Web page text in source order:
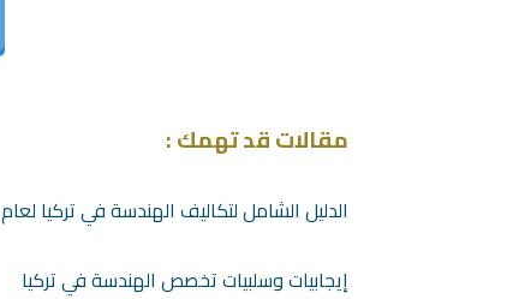
مقالات قد تهمك :
الدليل الشامل لتكاليف الهندسة في تركيا لعام 2021
إيجابيات وسلبيات تخصص الهندسة في تركيا